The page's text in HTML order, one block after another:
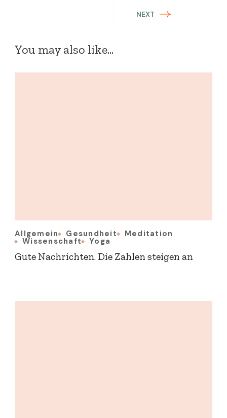
NEXT
You may also like...
Allgemein Gesundheit Meditation
Wissenschaft Yoga
Gute Nachrichten. Die Zahlen steigen an